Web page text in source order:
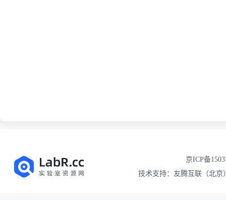
京ICP备
技术支持：友腾互联（北京